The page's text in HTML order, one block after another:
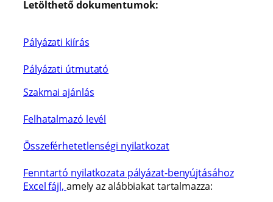
Letölthető dokumentumok:
Pályázati kiírás
Pályázati útmutató
Szakmai ajánlás
Felhatalmazó levél
Összeférhetetlenségi nyilatkozat
Fenntartó nyilatkozata pályázat-benyújtásához
Excel fájl, amely az alábbiakat tartalmazza: